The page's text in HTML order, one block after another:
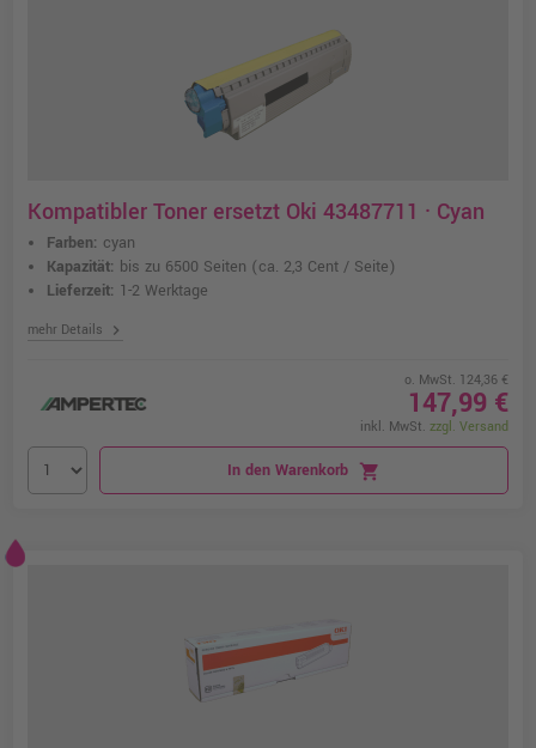
Kompatibler Toner ersetzt Oki 43487711 · Cyan
Farben: cyan
Kapazität: bis zu 6500 Seiten (ca. 2,3 Cent / Seite)
Lieferzeit: 1-2 Werktage
mehr Details chevron_right
o. MwSt. 124,36 €
147,99 €
inkl. MwSt. zzgl. Versand
In den Warenkorb shopping_cart